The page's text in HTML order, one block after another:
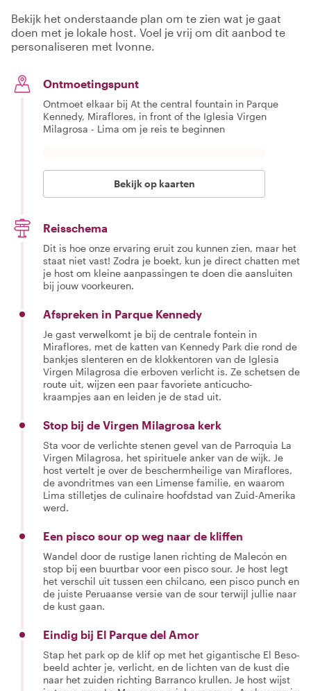
Bekijk het onderstaande plan om te zien wat je gaat
doen met je lokale host. Voel je vrij om dit aanbod te
personaliseren met Ivonne.
Ontmoetingspunt
Ontmoet elkaar bij At the central fountain in Parque
Kennedy, Miraflores, in front of the Iglesia Virgen
Milagrosa - Lima om je reis te beginnen
Bekijk op kaarten
Reisschema
Dit is hoe onze ervaring eruit zou kunnen zien, maar het
staat niet vast! Zodra je boekt, kun je direct chatten met
je host om kleine aanpassingen te doen die aansluiten
bij jouw voorkeuren.
Afspreken in Parque Kennedy
Je gast verwelkomt je bij de centrale fontein in
Miraflores, met de katten van Kennedy Park die rond de
bankjes slenteren en de klokkentoren van de Iglesia
Virgen Milagrosa die erboven verlicht is. Ze schetsen de
route uit, wijzen een paar favoriete anticucho-
kraampjes aan en leiden je de stad uit.
Stop bij de Virgen Milagrosa kerk
Sta voor de verlichte stenen gevel van de Parroquia La
Virgen Milagrosa, het spirituele anker van de wijk. Je
host vertelt je over de beschermheilige van Miraflores,
de avondritmes van een Limense familie, en waarom
Lima stilletjes de culinaire hoofdstad van Zuid-Amerika
werd.
Een pisco sour op weg naar de kliffen
Wandel door de rustige lanen richting de Malecón en
stop bij een buurtbar voor een pisco sour. Je host legt
het verschil uit tussen een chilcano, een pisco punch en
de juiste Peruaanse versie van de sour terwijl jullie naar
de kust gaan.
Eindig bij El Parque del Amor
Stap het park op de klif op met het gigantische El Beso-
beeld achter je, verlicht, en de lichten van de kust die
naar het zuiden richting Barranco krullen. Je host wijst